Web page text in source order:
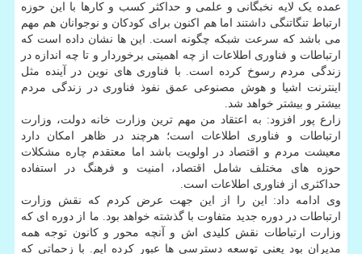
عمده یک لایه نخبگانی و علمی و حداکثر کسب و کارها با این حوزه
ارتباط تنگاتنگی داشتند اما هم اکنون برای کودکان و نوجوانان هم مهم
می باشد که سرعت شبکه چگونه است. این ها نشان داده است که
ارتباطات و فناوری اطلاعات از چه اهمیتی برخوردار و تا چه اندازه در
زندگی مردم رسوخ کرده است. با فناوری های نوین در آینده مثل
اینترنت اشیا و هوش مصنوعی عمق نفوذ فناوری در زندگی مردم
بیشتر و بیشتر خواهد شد.
زارع پور افزود: به اعتقاد من مهم ترین وزارت خانه دولت، وزارت
ارتباطات و فناوری اطلاعات است؛ هرچند در ظاهر امکان دارد
معیشت مردم و اقتصاد در اولویت باشد اما معتقدم چاره مشکلات
حوزه های مختلف شامل اقتصاد، امنیت و فرهنگ در استفاده
حداکثری از فناوری اطلاعات است.
وی ادامه داد: این را از این جهت عرض کردم که نقش وزارت
ارتباطات در دوره جدید متفاوت با گذشته خواهد بود. ما از دوره ای که
وزارت ارتباطات نقش کلیدی اش و آنچه محور و کانون توجه همه
مدیران بود یعنی توسعه دسترسی ها عبور کرده ایم. با زحماتی که